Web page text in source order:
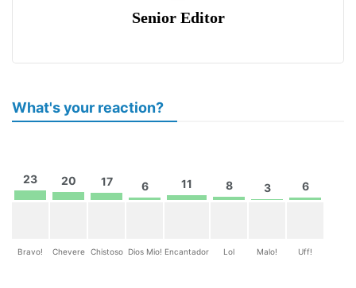
Senior Editor
What's your reaction?
23
Bravo!
20
Chevere
17
Chistoso
6
Dios Mio!
11
Encantador
8
Lol
3
Malo!
6
Uff!